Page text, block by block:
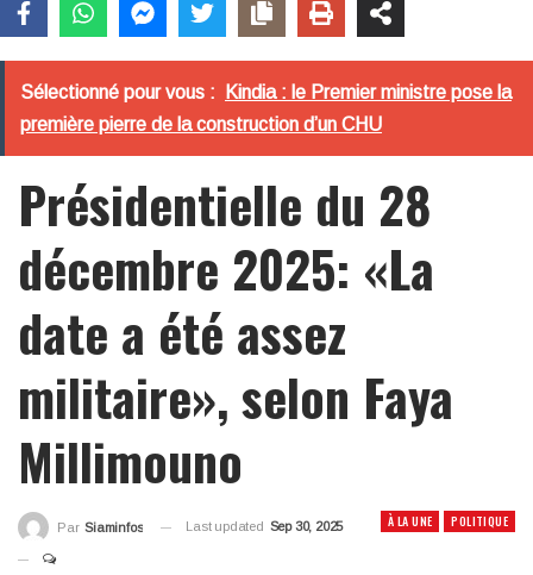
Sélectionné pour vous :
Kindia : le Premier ministre pose la
première pierre de la construction d’un CHU
Présidentielle du 28
décembre 2025: «La
date a été assez
militaire», selon Faya
Millimouno
À LA UNE POLITIQUE
Par Siaminfos Last updated Sep 30, 2025